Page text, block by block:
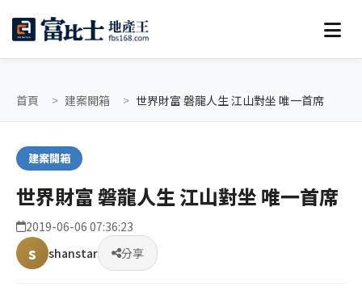
首頁 建案開箱 世界財富 磐龍人生 江山對坐 唯一首席
建案開箱
世界財富 磐龍人生 江山對坐 唯一首席
2019-06-06 07:36:23
s shanstar 分享